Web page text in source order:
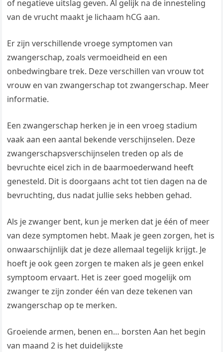
of negatieve uitslag geven. Al gelijk na de innesteling
van de vrucht maakt je lichaam hCG aan.
Er zijn verschillende vroege symptomen van
zwangerschap, zoals vermoeidheid en een
onbedwingbare trek. Deze verschillen van vrouw tot
vrouw en van zwangerschap tot zwangerschap. Meer
informatie.
Een zwangerschap herken je in een vroeg stadium
vaak aan een aantal bekende verschijnselen. Deze
zwangerschapsverschijnselen treden op als de
bevruchte eicel zich in de baarmoederwand heeft
genesteld. Dit is doorgaans acht tot tien dagen na de
bevruchting, dus nadat jullie seks hebben gehad.
Als je zwanger bent, kun je merken dat je één of meer
van deze symptomen hebt. Maak je geen zorgen, het is
onwaarschijnlijk dat je deze allemaal tegelijk krijgt. Je
hoeft je ook geen zorgen te maken als je geen enkel
symptoom ervaart. Het is zeer goed mogelijk om
zwanger te zijn zonder één van deze tekenen van
zwangerschap op te merken.
Groeiende armen, benen en… borsten Aan het begin
van maand 2 is het duidelijkste